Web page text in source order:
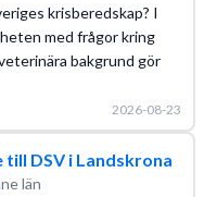
krisberedskap? I
med frågor kring
bakgrund gör
2026-08-23
DSV i Landskrona
län